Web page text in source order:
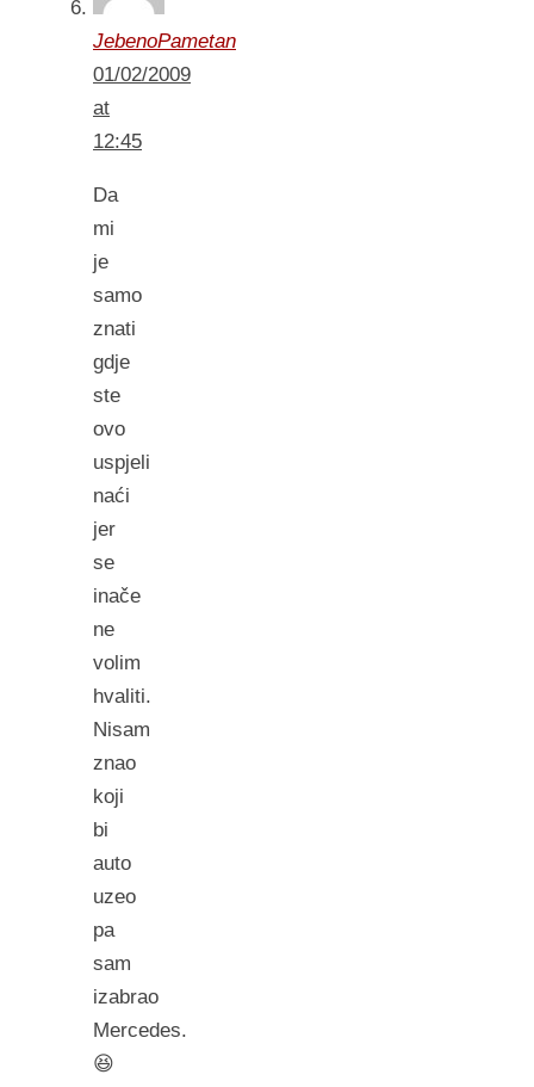
JebenoPametan
01/02/2009
at
12:45
Da
mi
je
samo
znati
gdje
ste
ovo
uspjeli
naći
jer
se
inače
ne
volim
hvaliti.
Nisam
znao
koji
bi
auto
uzeo
pa
sam
izabrao
Mercedes.
😆